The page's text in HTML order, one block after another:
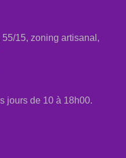
15, zoning artisanal,
jours de 10 à 18h00.